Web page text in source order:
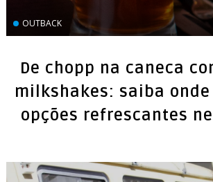
OUTBACK
De chopp na caneca
milkshakes: saiba
opções refrescantes